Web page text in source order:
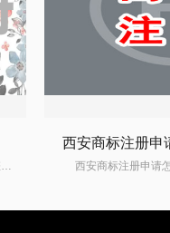
商标注册证有哪些法律效力？商标注册证怎么办理？商标是区别商品或服务的重要标志。商标作为一种无形资产，其价值也日趋增加，因此大家纷纷进行商标注册申请。今年开始将不再发放纸质商标注册证了，但是，你知道商标注册证有哪些法律效力？商标注册证怎么办理？下面请看乐融小编详细介绍。 一、商标注册证有哪些法律